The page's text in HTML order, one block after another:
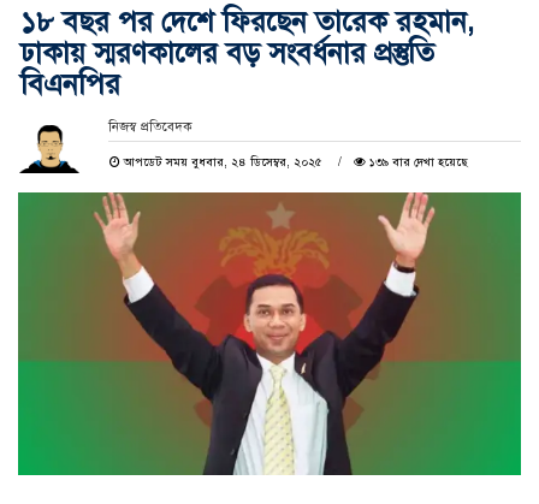
১৮ বছর পর দেশে ফিরছেন তারেক রহমান,
ঢাকায় স্মরণকালের বড় সংবর্ধনার প্রস্তুতি
বিএনপির
নিজস্ব প্রতিবেদক
আপডেট সময় বুধবার, ২৪ ডিসেম্বর, ২০২৫ ১৩৯ বার দেখা হয়েছে